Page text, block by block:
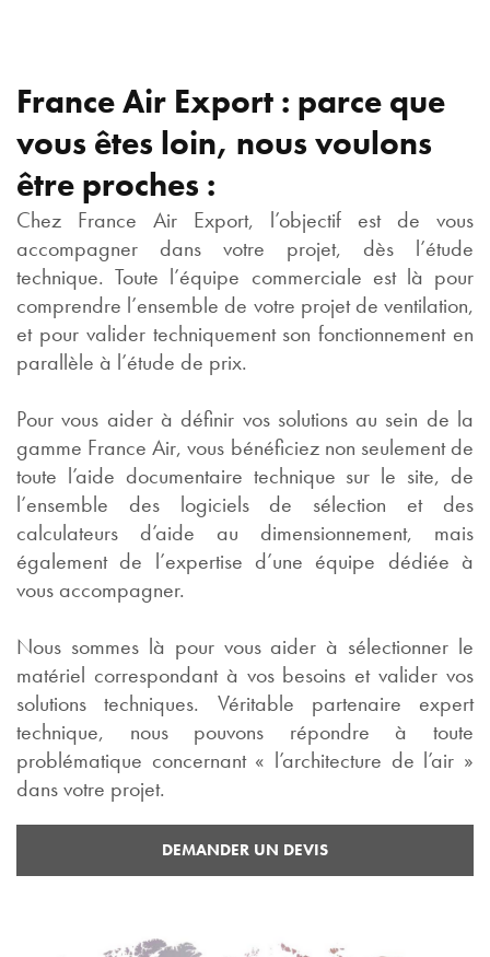
France Air Export : parce que
vous êtes loin, nous voulons
être proches :
Chez France Air Export, l’objectif est de vous
accompagner dans votre projet, dès l’étude
technique. Toute l’équipe commerciale est là pour
comprendre l’ensemble de votre projet de ventilation,
et pour valider techniquement son fonctionnement en
parallèle à l’étude de prix.
Pour vous aider à définir vos solutions au sein de la
gamme France Air, vous bénéficiez non seulement de
toute l’aide documentaire technique sur le site, de
l’ensemble des logiciels de sélection et des
calculateurs d’aide au dimensionnement, mais
également de l’expertise d’une équipe dédiée à
vous accompagner.
Nous sommes là pour vous aider à sélectionner le
matériel correspondant à vos besoins et valider vos
solutions techniques. Véritable partenaire expert
technique, nous pouvons répondre à toute
problématique concernant « l’architecture de l’air »
dans votre projet.
DEMANDER UN DEVIS